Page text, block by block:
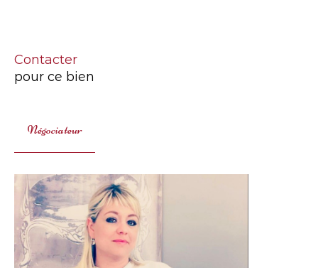
Contacter
pour ce bien
Négociateur